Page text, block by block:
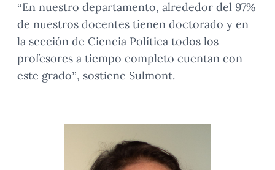
“En nuestro departamento, alrededor del 97%
de nuestros docentes tienen doctorado y en
la sección de Ciencia Política todos los
profesores a tiempo completo cuentan con
este grado”, sostiene Sulmont.